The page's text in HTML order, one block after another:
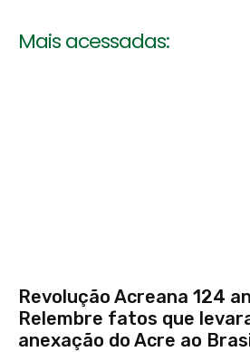
Mais acessadas:
Revolução Acreana 124
Relembre fatos que
anexação do Acre ao